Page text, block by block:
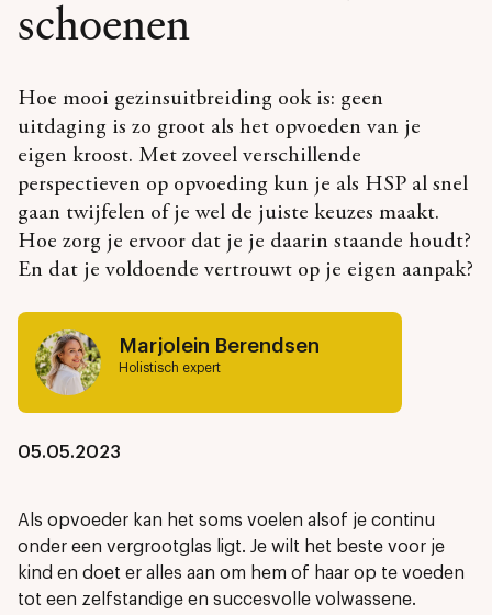
schoenen
Hoe mooi gezinsuitbreiding ook is: geen
uitdaging is zo groot als het opvoeden van je
eigen kroost. Met zoveel verschillende
perspectieven op opvoeding kun je als HSP al snel
gaan twijfelen of je wel de juiste keuzes maakt.
Hoe zorg je ervoor dat je je daarin staande houdt?
En dat je voldoende vertrouwt op je eigen aanpak?
Marjolein Berendsen
Holistisch expert
05.05.2023
Als opvoeder kan het soms voelen alsof je continu
onder een vergrootglas ligt. Je wilt het beste voor je
kind en doet er alles aan om hem of haar op te voeden
tot een zelfstandige en succesvolle volwassene.